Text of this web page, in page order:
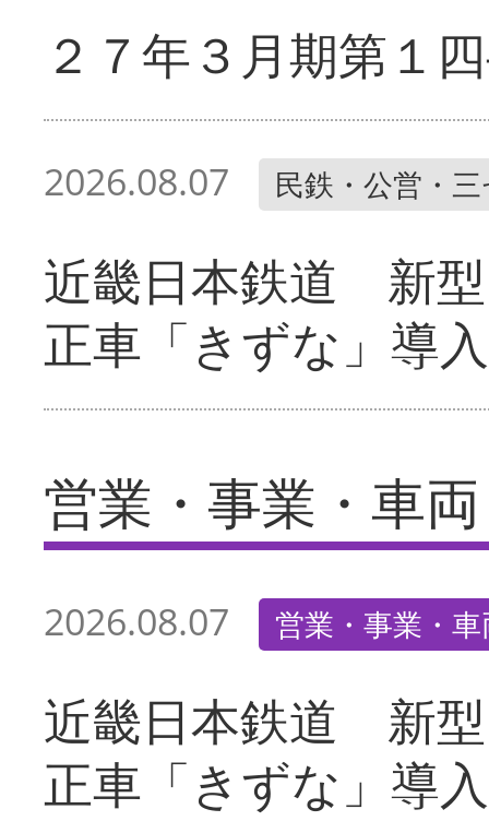
２７年３月期第１
2026.08.07 民鉄・公営・
近畿日本鉄道 新
正車「きずな」導入
営業・事業・車両
2026.08.07 営業・事業・
近畿日本鉄道 新
正車「きずな」導入